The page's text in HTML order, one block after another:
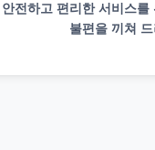
안전하고 편리한 서비스
불편을 끼쳐